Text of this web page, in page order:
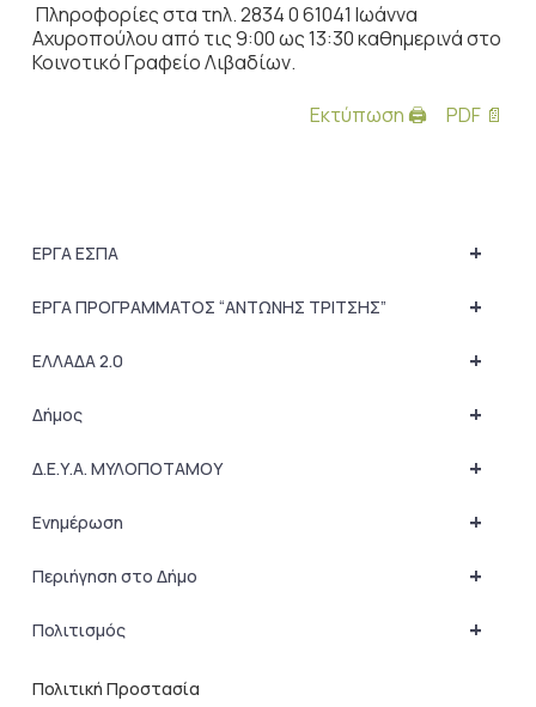
Πληροφορίες στα τηλ. 2834 0 61041 Ιωάννα
Αχυροπούλου από τις 9:00 ως 13:30 καθημερινά στο
Κοινοτικό Γραφείο Λιβαδίων.
Εκτύπωση 🖨
PDF 📄
+
ΕΡΓΑ ΕΣΠΑ
+
ΕΡΓΑ ΠΡΟΓΡΑΜΜΑΤΟΣ “ΑΝΤΩΝΗΣ ΤΡΙΤΣΗΣ”
+
ΕΛΛΑΔΑ 2.0
+
Δήμος
+
Δ.Ε.Υ.Α. ΜΥΛΟΠΟΤΑΜΟΥ
+
Ενημέρωση
+
Περιήγηση στο Δήμο
+
Πολιτισμός
Πολιτική Προστασία